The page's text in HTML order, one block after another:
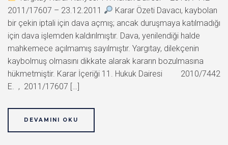
2011/17607 – 23.12.2011
Karar Özeti Davacı, kaybolan
bir çekin iptali için dava açmış; ancak duruşmaya katılmadığı
için dava işlemden kaldırılmıştır. Dava, yenilendiği halde
mahkemece açılmamış sayılmıştır. Yargıtay, dilekçenin
kaybolmuş olmasını dikkate alarak kararın bozulmasına
hükmetmiştir. Karar İçeriği 11. Hukuk Dairesi 2010/7442
E. , 2011/17607 […]
DEVAMINI OKU